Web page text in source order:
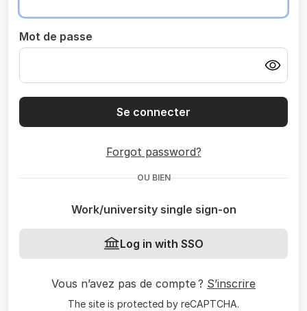
Mot de passe
Se connecter
Forgot password?
OU BIEN
Work/university single sign-on
Log in with SSO
Vous n’avez pas de compte ? S’inscrire
The site is protected by reCAPTCHA.